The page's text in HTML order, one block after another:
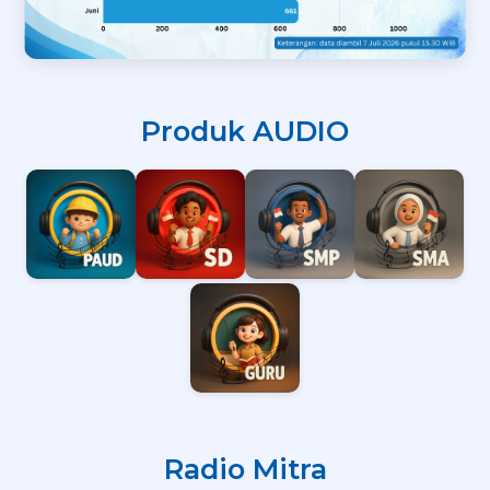
Produk AUDIO
Radio Mitra